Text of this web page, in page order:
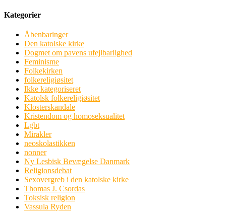
Kategorier
Åbenbaringer
Den katolske kirke
Dogmet om pavens ufejlbarlighed
Feminisme
Folkekirken
folkereligiøsitet
Ikke kategoriseret
Katolsk folkereligiøsitet
Klosterskandale
Kristendom og homoseksualitet
Lgbt
Mirakler
neoskolastikken
nonner
Ny Lesbisk Bevægelse Danmark
Religionsdebat
Sexovergreb i den katolske kirke
Thomas J. Csordas
Toksisk religion
Vassula Ryden